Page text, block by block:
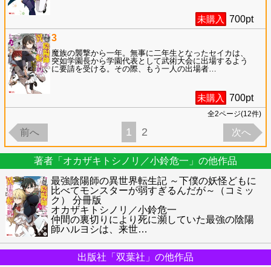
未購入 700pt
3
魔族の襲撃から一年。無事に二年生となったセイカは、
突如学園長から学園代表として武術大会に出場するよう
に要請を受ける。その際、もう一人の出場者
未購入 700pt
全2ページ(12件)
前へ 1 2 次へ
著者「オカザキトシノリ／小鈴危一」の他作品
最強陰陽師の異世界転生記 ～下僕の妖怪どもに
比べてモンスターが弱すぎるんだが～（コミッ
ク） 分冊版
オカザキトシノリ／小鈴危一
仲間の裏切りにより死に瀕していた最強の陰陽
師ハルヨシは、来世…
出版社「双葉社」の他作品